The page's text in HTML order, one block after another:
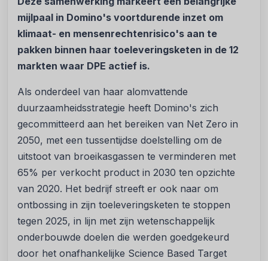
mijlpaal in Domino's voortdurende inzet om
klimaat- en mensenrechtenrisico's aan te
pakken binnen haar toeleveringsketen in de 12
markten waar DPE actief is.
Als onderdeel van haar alomvattende
duurzaamheidsstrategie heeft Domino's zich
gecommitteerd aan het bereiken van Net Zero in
2050, met een tussentijdse doelstelling om de
uitstoot van broeikasgassen te verminderen met
65% per verkocht product in 2030 ten opzichte
van 2020. Het bedrijf streeft er ook naar om
ontbossing in zijn toeleveringsketen te stoppen
tegen 2025, in lijn met zijn wetenschappelijk
onderbouwde doelen die werden goedgekeurd
door het onafhankelijke Science Based Target